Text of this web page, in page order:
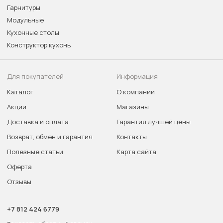
Гарнитуры
Модульные
Кухонные столы
Конструктор кухонь
Для покупателей
Каталог
Акции
Доставка и оплата
Возврат, обмен и гарантия
Полезные статьи
Оферта
Отзывы
Информация
О компании
Магазины
Гарантия лучшей цены
Контакты
Карта сайта
+7 812 424 6779